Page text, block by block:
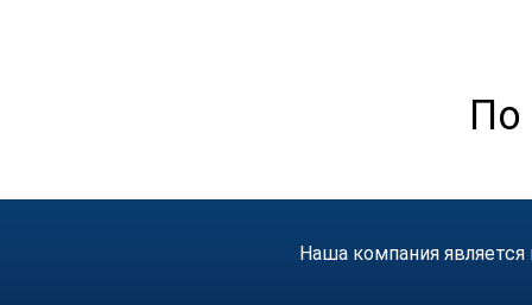
По
Наша компания